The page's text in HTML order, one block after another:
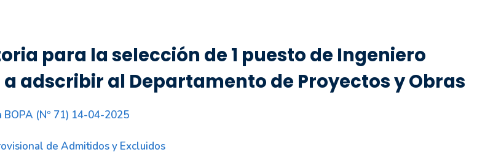
para la selección de 1 puesto de Ingeniero
adscribir al Departamento de Proyectos y Obras
BOPA (Nº 71) 14-04-2025
de Admitidos y Excluidos